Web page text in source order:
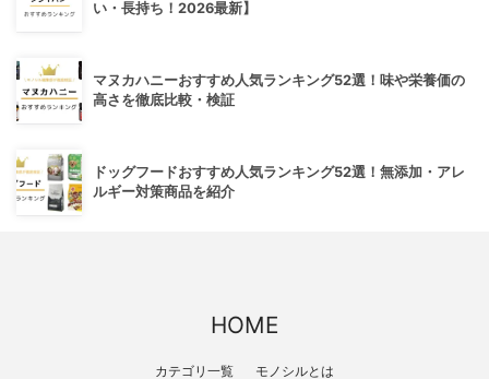
い・長持ち！2026最新】
マヌカハニーおすすめ人気ランキング52選！味や栄養価の
高さを徹底比較・検証
ドッグフードおすすめ人気ランキング52選！無添加・アレ
ルギー対策商品を紹介
HOME
カテゴリ一覧 モノシルとは